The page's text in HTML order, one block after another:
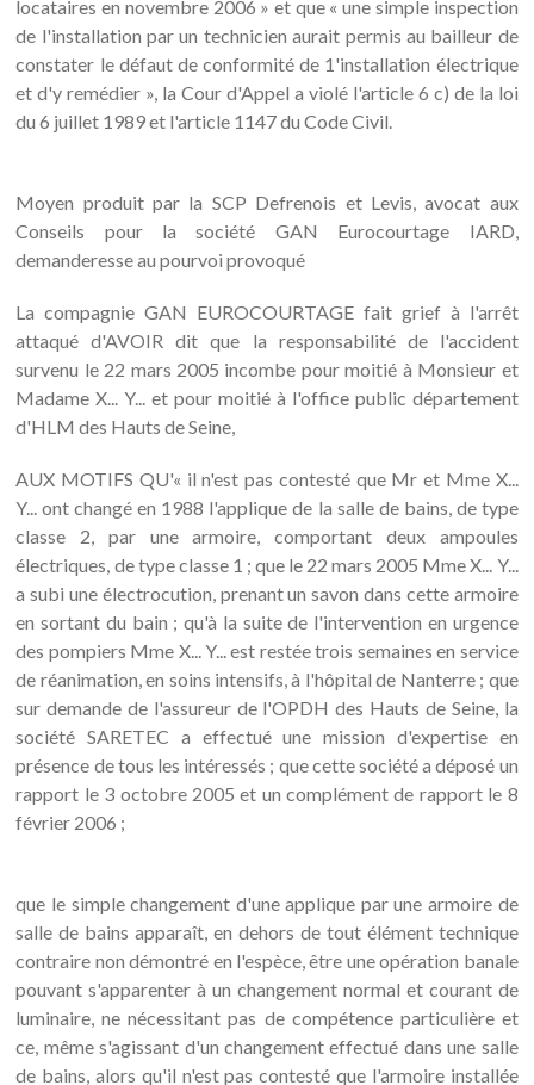
locataires en novembre 2006 » et que « une simple inspection
de l'installation par un technicien aurait permis au bailleur de
constater le défaut de conformité de 1'installation électrique
et d'y remédier », la Cour d'Appel a violé l'article 6 c) de la loi
du 6 juillet 1989 et l'article 1147 du Code Civil.
Moyen produit par la SCP Defrenois et Levis, avocat aux
Conseils pour la société GAN Eurocourtage IARD,
demanderesse au pourvoi provoqué
La compagnie GAN EUROCOURTAGE fait grief à l'arrêt
attaqué d'AVOIR dit que la responsabilité de l'accident
survenu le 22 mars 2005 incombe pour moitié à Monsieur et
Madame X... Y... et pour moitié à l'office public département
d'HLM des Hauts de Seine,
AUX MOTIFS QU'« il n'est pas contesté que Mr et Mme X...
Y... ont changé en 1988 l'applique de la salle de bains, de type
classe 2, par une armoire, comportant deux ampoules
électriques, de type classe 1 ; que le 22 mars 2005 Mme X... Y...
a subi une électrocution, prenant un savon dans cette armoire
en sortant du bain ; qu'à la suite de l'intervention en urgence
des pompiers Mme X... Y... est restée trois semaines en service
de réanimation, en soins intensifs, à l'hôpital de Nanterre ; que
sur demande de l'assureur de l'OPDH des Hauts de Seine, la
société SARETEC a effectué une mission d'expertise en
présence de tous les intéressés ; que cette société a déposé un
rapport le 3 octobre 2005 et un complément de rapport le 8
février 2006 ;
que le simple changement d'une applique par une armoire de
salle de bains apparaît, en dehors de tout élément technique
contraire non démontré en l'espèce, être une opération banale
pouvant s'apparenter à un changement normal et courant de
luminaire, ne nécessitant pas de compétence particulière et
ce, même s'agissant d'un changement effectué dans une salle
de bains, alors qu'il n'est pas contesté que l'armoire installée